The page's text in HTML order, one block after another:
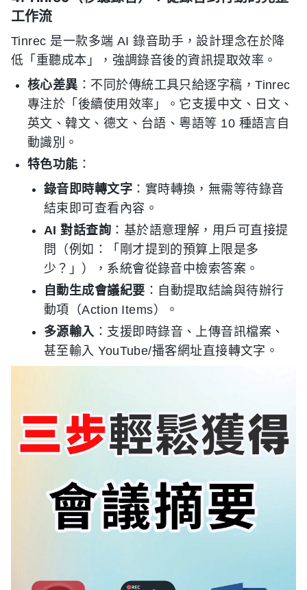
工作流
Tinrec 是一款多端 AI 錄音助手，設計理念在於降
低「重聽成本」，強調錄音後的資訊提取效率。
核心差異 ：不同於傳統工具只給逐字稿，Tinrec
專注於「後續使用效率」。它支援中文、日文、
英文、韓文、德文、台語、粵語等 10 種語言自
動識別。
特色功能 ：
錄音即時轉文字 ：實時轉換，無需等待錄音
結束即可查看內容。
AI 對話查詢 ：基於語意理解，用戶可直接提
問（例如：「剛才提到的預算上限是多
少？」），系統會從錄音中檢索答案。
自動生成會議紀要 ：自動提取結論與待辦行
動項（Action Items）。
多源輸入 ：支援即時錄音、上傳音訊檔案、
甚至輸入 YouTube/播客網址直接轉文字。